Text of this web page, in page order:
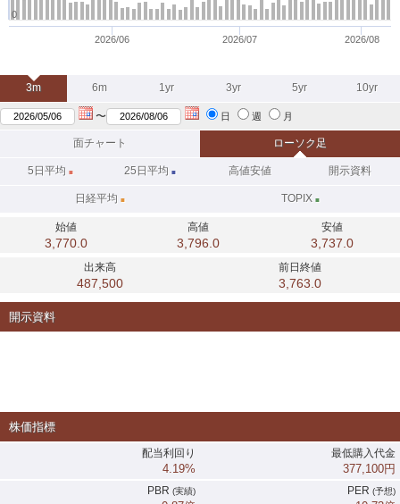
2026/06 2026/07 2026/08
0
3m 6m 1yr 3yr 5yr 10yr
〜 日 週 月
面チャート ローソク足
5日 平均 ■ 25日 平均 ■ 高値安値 開示資料
日経平均 ■ TOPIX ■
始値
3,770.0
高値
3,796.0
安値
3,737.0
出来高
487,500
前日終値
3,763.0
開示資料
株価指標
配当利回り
4.19%
最低購入代金
377,100円
PBR (実績) PER (予想)